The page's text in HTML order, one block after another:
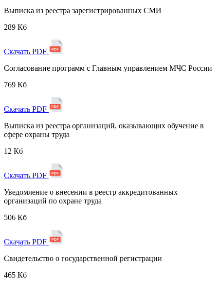
Выписка из реестра зарегистрированных СМИ
289 Кб
Скачать PDF
Согласование программ с Главным управлением МЧС России
769 Кб
Скачать PDF
Выписка из реестра организаций, оказывающих обучение в
сфере охраны труда
12 Кб
Скачать PDF
Уведомление о внесении в реестр аккредитованных
организаций по охране труда
506 Кб
Скачать PDF
Свидетельство о государственной регистрации
465 Кб